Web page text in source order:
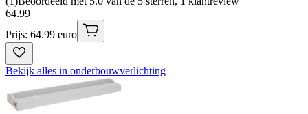
64.99
Prijs: 64.99 euro
Bekijk alles in onderbouwverlichting